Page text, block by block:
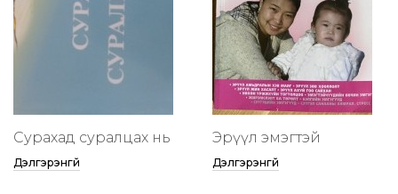
Сурахад суралцах нь
Дэлгэрэнгүй
Эрүүл эмэгтэй
Дэлгэрэнгүй